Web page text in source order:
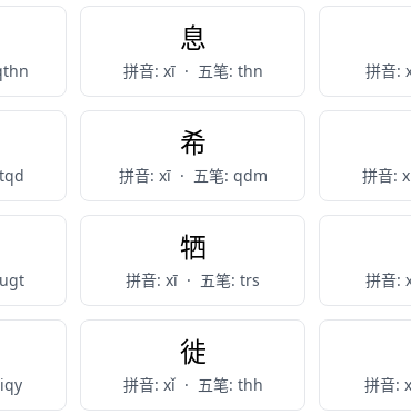
息
拼音: xī · 五笔: thn 拼音:
希
拼音: xī · 五笔: qdm 拼音:
牺
拼音: xī · 五笔: trs 拼音:
徙
拼音: xǐ · 五笔: thh 拼音: